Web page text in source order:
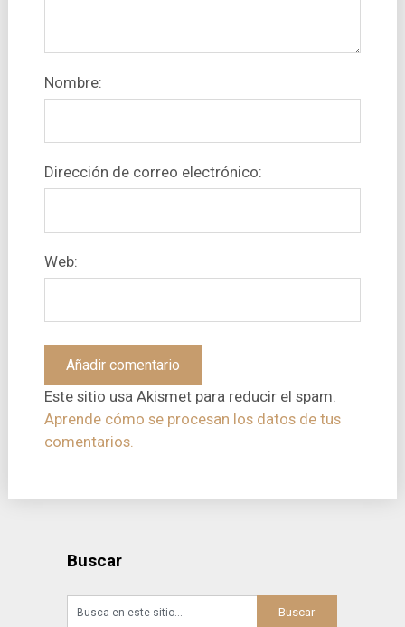
Nombre:
Dirección de correo electrónico:
Web:
Este sitio usa Akismet para reducir el spam.
Aprende cómo se procesan los datos de tus
comentarios.
Buscar